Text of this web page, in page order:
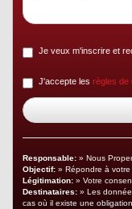
Je veux m'inscrire et
J'accepte les règles de
Responsable: » Nous
Objectif: » Répondre à
Légitimation: » Votre
Destinataires: » Les
cas où il existe une